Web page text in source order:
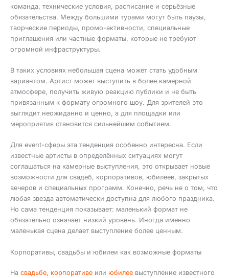
команда, технические условия, расписание и серьёзные
обязательства. Между большими турами могут быть паузы,
творческие периоды, промо-активности, специальные
приглашения или частные форматы, которые не требуют
огромной инфраструктуры.
В таких условиях небольшая сцена может стать удобным
вариантом. Артист может выступить в более камерной
атмосфере, получить живую реакцию публики и не быть
привязанным к формату огромного шоу. Для зрителей это
выглядит неожиданно и ценно, а для площадки или
мероприятия становится сильнейшим событием.
Для event-сферы эта тенденция особенно интересна. Если
известные артисты в определённых ситуациях могут
соглашаться на камерные выступления, это открывает новые
возможности для свадеб, корпоративов, юбилеев, закрытых
вечеров и специальных программ. Конечно, речь не о том, что
любая звезда автоматически доступна для любого праздника.
Но сама тенденция показывает: маленький формат не
обязательно означает низкий уровень. Иногда именно
маленькая сцена делает выступление более ценным.
Корпоративы, свадьбы и юбилеи как возможные форматы
На свадьбе, корпоративе или юбилее выступление известного